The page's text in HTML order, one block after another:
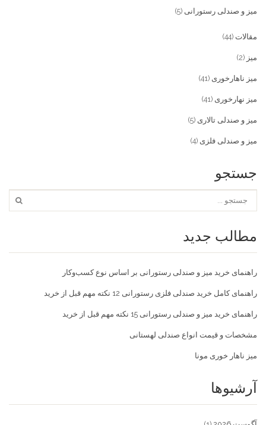
میز و صندلی رستورانی (5)
مقالات (44)
میز (2)
میز ناهارخوری (41)
میز نهارخوری (41)
میز و صندلی تالاری (5)
میز و صندلی فلزی (4)
جستجو
مطالب جدید
راهنمای خرید میز و صندلی رستورانی بر اساس نوع کسب‌و‌کار
راهنمای کامل خرید صندلی فلزی رستورانی 12 نکته مهم قبل از خرید
راهنمای خرید میز و صندلی رستورانی 15 نکته مهم قبل از خرید
مشخصات و قیمت انواع صندلی لهستانی
میز ناهار خوری مونا
آرشیوها